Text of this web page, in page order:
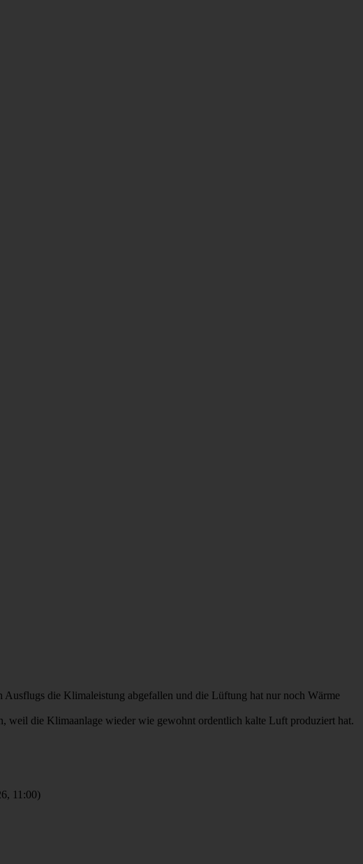
die Klimaleistung abgefallen und die Lüftung hat nur noch Wärme
weil die Klimaanlage wieder wie gewohnt ordentlich kalte Luft produziert hat.
11:00)